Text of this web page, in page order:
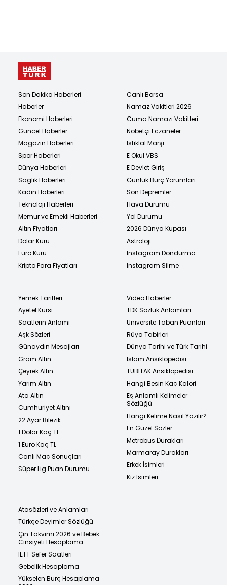
Son Dakika Haberleri
Haberler
Ekonomi Haberleri
Güncel Haberler
Magazin Haberleri
Spor Haberleri
Dünya Haberleri
Sağlık Haberleri
Kadın Haberleri
Teknoloji Haberleri
Memur ve Emekli Haberleri
Altın Fiyatları
Dolar Kuru
Euro Kuru
Kripto Para Fiyatları
Canlı Borsa
Namaz Vakitleri 2026
Cuma Namazı Vakitleri
Nöbetçi Eczaneler
İstiklal Marşı
E Okul VBS
E Devlet Giriş
Günlük Burç Yorumları
Son Depremler
Hava Durumu
Yol Durumu
2026 Dünya Kupası
Astroloji
Instagram Dondurma
Instagram Silme
Yemek Tarifleri
Ayetel Kürsi
Saatlerin Anlamı
Aşk Sözleri
Günaydın Mesajları
Gram Altın
Çeyrek Altın
Yarım Altın
Ata Altın
Cumhuriyet Altını
22 Ayar Bilezik
1 Dolar Kaç TL
1 Euro Kaç TL
Canlı Maç Sonuçları
Süper Lig Puan Durumu
Video Haberler
TDK Sözlük Anlamları
Üniversite Taban Puanları
Rüya Tabirleri
Dünya Tarihi ve Türk Tarihi
İslam Ansiklopedisi
TÜBİTAK Ansiklopedisi
Hangi Besin Kaç Kalori
Eş Anlamlı Kelimeler
Sözlüğü
Hangi Kelime Nasıl Yazılır?
En Güzel Sözler
Metrobüs Durakları
Marmaray Durakları
Erkek İsimleri
Kız İsimleri
Atasözleri ve Anlamları
Türkçe Deyimler Sözlüğü
Çin Takvimi 2026 ve Bebek
Cinsiyeti Hesaplama
İETT Sefer Saatleri
Gebelik Hesaplama
Yükselen Burç Hesaplama